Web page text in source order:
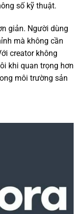
số kỹ thuật.
giản. Người dùng
mà không cần
creator không
khi quan trọng hơn
môi trường sản